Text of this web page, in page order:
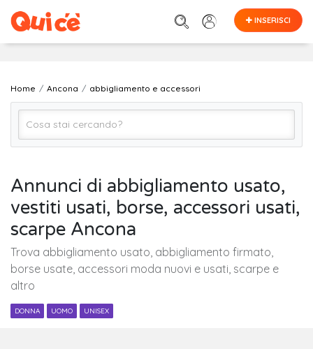
INSERISCI
Home Ancona abbigliamento e accessori
Ancona
Cerca
Annunci di abbigliamento usato,
vestiti usati, borse, accessori usati,
scarpe Ancona
Trova abbigliamento usato, abbigliamento firmato,
borse usate, accessori moda nuovi e usati, scarpe e
altro
DONNA UOMO UNISEX